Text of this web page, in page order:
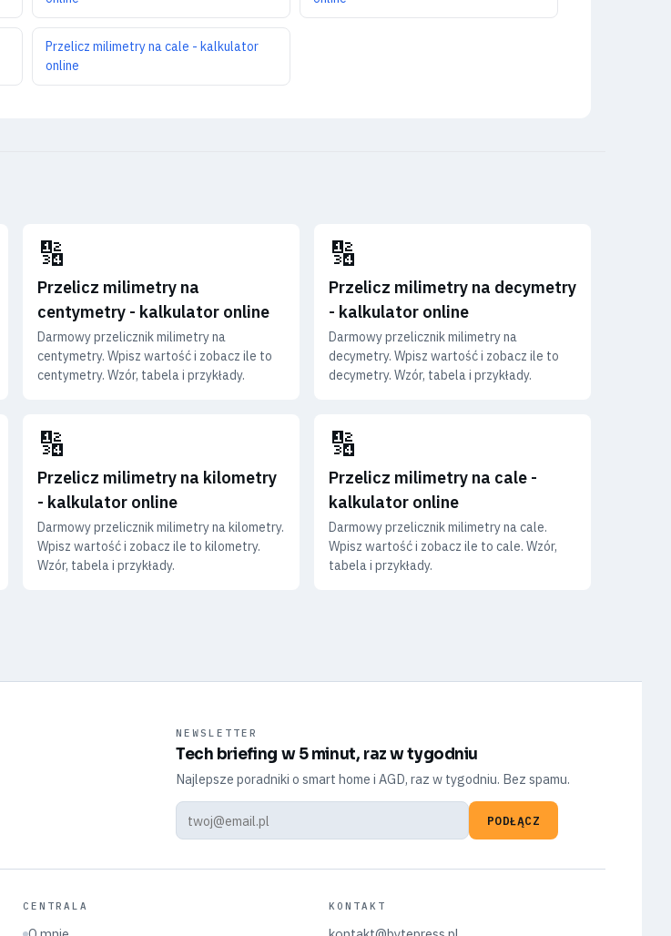
Przelicz milimetry na cale - kalkulator
online
🔢
Przelicz milimetry na
centymetry - kalkulator online
Darmowy przelicznik milimetry na
centymetry. Wpisz wartość i zobacz ile to
centymetry. Wzór, tabela i przykłady.
🔢
Przelicz milimetry na decymetry
- kalkulator online
Darmowy przelicznik milimetry na
decymetry. Wpisz wartość i zobacz ile to
decymetry. Wzór, tabela i przykłady.
🔢
Przelicz milimetry na kilometry
- kalkulator online
Darmowy przelicznik milimetry na kilometry.
Wpisz wartość i zobacz ile to kilometry.
Wzór, tabela i przykłady.
🔢
Przelicz milimetry na cale -
kalkulator online
Darmowy przelicznik milimetry na cale.
Wpisz wartość i zobacz ile to cale. Wzór,
tabela i przykłady.
NEWSLETTER
Tech briefing w 5 minut, raz w tygodniu
Najlepsze poradniki o smart home i AGD, raz w tygodniu. Bez spamu.
PODŁĄCZ
CENTRALA KONTAKT